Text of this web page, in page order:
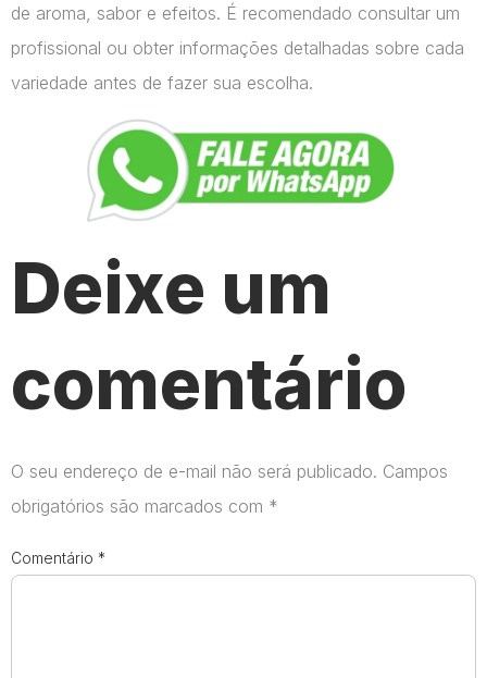
de aroma, sabor e efeitos. É recomendado consultar um
profissional ou obter informações detalhadas sobre cada
variedade antes de fazer sua escolha.
Deixe um
comentário
O seu endereço de e-mail não será publicado. Campos
obrigatórios são marcados com *
Comentário *